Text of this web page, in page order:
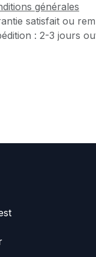
générales
satisfait ou
: 2-3 jours